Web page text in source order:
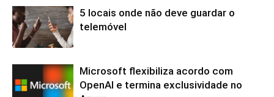
5 locais onde não deve guardar o
telemóvel
Microsoft flexibiliza acordo com
OpenAI e termina exclusividade no